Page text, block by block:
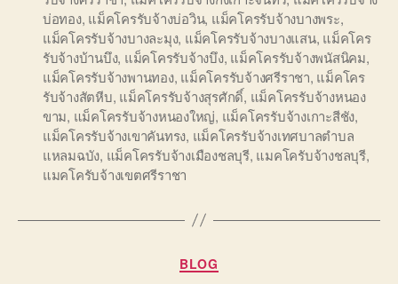
บ่อทอง, แม็คโครรับจ้างบ่อวิน, แม็คโครรับจ้างบางพระ,
แม็คโครรับจ้างบางละมุง, แม็คโครรับจ้างบางแสน, แม็คโคร
รับจ้างบ้านบึง, แม็คโครรับจ้างบึง, แม็คโครรับจ้างพนัสนิคม,
แม็คโครรับจ้างพานทอง, แม็คโครรับจ้างศรีราชา, แม็คโคร
รับจ้างสัตหีบ, แม็คโครรับจ้างสุรศักดิ์, แม็คโครรับจ้างหนอง
ขาม, แม็คโครรับจ้างหนองใหญ่, แม็คโครรับจ้างเกาะสีชัง,
แม็คโครรับจ้างเขาคันทรง, แม็คโครรับจ้างเทศบาลตำบล
แหลมฉบัง, แม็คโครรับจ้างเมืองชลบุรี, แมคโครับจ้างชลบุรี,
แมคโครับจ้างเขตศรีราชา
Categories
BLOG